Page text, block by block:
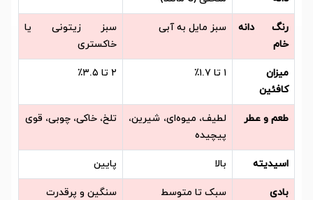
رنگ دانه
خام
سبز مایل به آبی
سبز زیتونی یا
خاکستری
میزان
کافئین
۱ تا ۱.۷٪ ۲ تا ۳.۵٪
طعم و عطر
لطیف، میوه‌ای، شیرین،
پیچیده
تلخ، خاکی، چوبی، قوی
اسیدیته بالا پایین
بادی
سبک تا متوسط سنگین و پرقدرت